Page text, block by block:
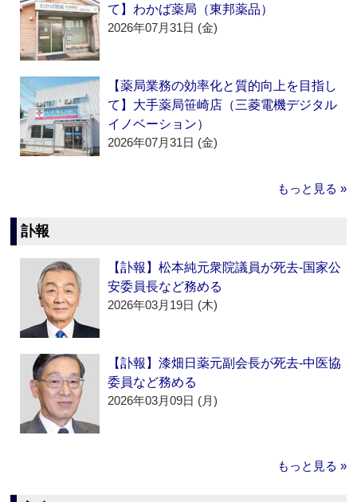
て】わかば薬局（東邦薬品）
2026年07月31日 (金)
【薬局業務の効率化と質的向上を目指し
て】大手薬局笹崎店（三菱電機デジタル
イノベーション）
2026年07月31日 (金)
もっと見る »
訃報
【訃報】松本純元衆院議員が死去‐国家公
安委員長など務める
2026年03月19日 (木)
【訃報】漆畑日薬元副会長が死去‐中医協
委員など務める
2026年03月09日 (月)
もっと見る »